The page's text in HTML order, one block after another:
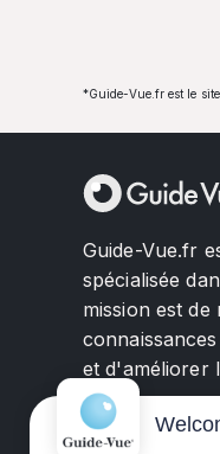
*Guide-Vue.fr est le
Guide-Vue.fr
spécialisée
mission est
et d'améliorer